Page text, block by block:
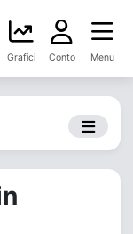
Grafici Conto Menu